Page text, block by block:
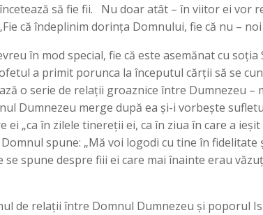
să fie fii. Nu doar atât – în viitor ei vor
că îndeplinim dorința Domnului, fie că nu –
în mod special, fie că este asemănat cu soția
a primit porunca la începutul cărții să se
o serie de relații groaznice între Dumnezeu
Dumnezeu merge după ea și-i vorbește
„ca în zilele tinereții ei, ca în ziua în care a
spune: „Mă voi logodi cu tine în fidelitate
se spune despre fiii ei care mai înainte erau
de relații între Domnul Dumnezeu și poporul